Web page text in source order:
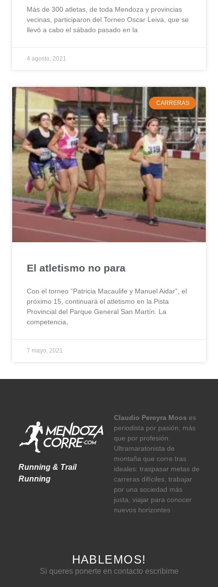
Más de 300 atletas, de toda Mendoza y provincias
vecinas, participaron del Torneo Oscar Leiva, que se
llevó a cabo el sábado pasado en la
4 agosto, 2021
CARRERAS
El atletismo no para
Con el torneo “Patricia Macaulife y Manuel Aidar”, el
próximo 15, continuará el atletismo en la Pista
Provincial del Parque General San Martín. La
competencia,
7 mayo, 2021
Running & Trail
Running
Claudio Pereyra Moos es
periodista por pasión, más
que por profesión.
Ultramaratonista de
montaña que corre tras
ideales: traspasar metas de
carreras difíciles, trabajar
por una sociedad más
justa, viajar para conocer
nuevos horizontes
HABLEMOS!
Si queres ponerte en contacto escribime